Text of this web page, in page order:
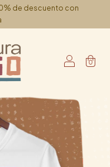
de descuento con
0